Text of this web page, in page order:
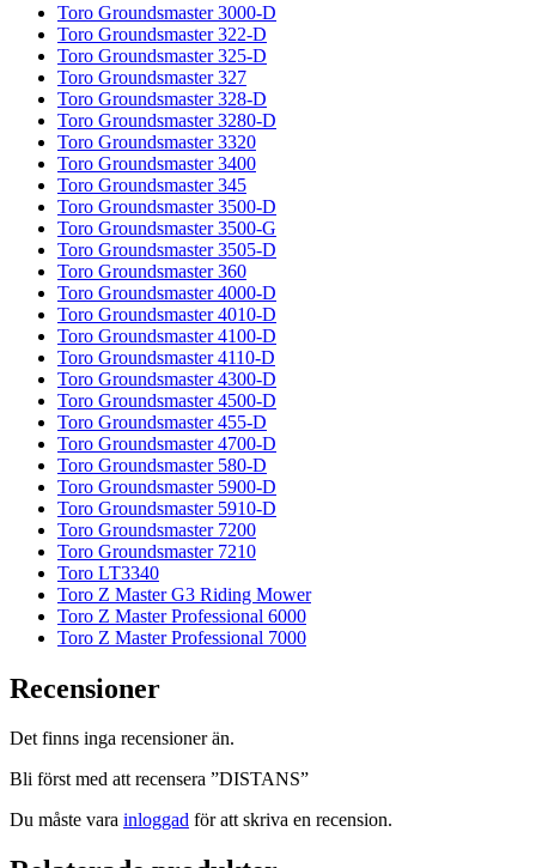
Toro Groundsmaster 3000-D
Toro Groundsmaster 322-D
Toro Groundsmaster 325-D
Toro Groundsmaster 327
Toro Groundsmaster 328-D
Toro Groundsmaster 3280-D
Toro Groundsmaster 3320
Toro Groundsmaster 3400
Toro Groundsmaster 345
Toro Groundsmaster 3500-D
Toro Groundsmaster 3500-G
Toro Groundsmaster 3505-D
Toro Groundsmaster 360
Toro Groundsmaster 4000-D
Toro Groundsmaster 4010-D
Toro Groundsmaster 4100-D
Toro Groundsmaster 4110-D
Toro Groundsmaster 4300-D
Toro Groundsmaster 4500-D
Toro Groundsmaster 455-D
Toro Groundsmaster 4700-D
Toro Groundsmaster 580-D
Toro Groundsmaster 5900-D
Toro Groundsmaster 5910-D
Toro Groundsmaster 7200
Toro Groundsmaster 7210
Toro LT3340
Toro Z Master G3 Riding Mower
Toro Z Master Professional 6000
Toro Z Master Professional 7000
Recensioner
Det finns inga recensioner än.
Bli först med att recensera ”DISTANS”
Du måste vara inloggad för att skriva en recension.